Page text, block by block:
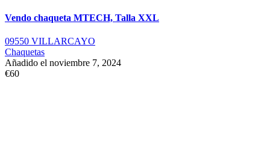
Vendo chaqueta MTECH, Talla XXL
09550 VILLARCAYO
Chaquetas
Añadido el noviembre 7, 2024
€60